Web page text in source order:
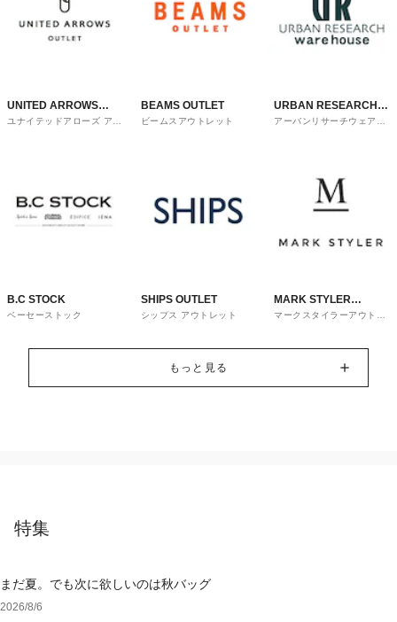
UNITED ARROWS
OUTLET
ユナイテッドアローズ アウ
BEAMS OUTLET
ビームスアウトレット
URBAN RESEARCH
ware house
アーバンリサーチウェアハ
B.C STOCK
ベーセーストック
SHIPS OUTLET
シップス アウトレット
MARK STYLER
OUTLET
マークスタイラーアウトレ
もっと見る
特集
まだ夏。でも次に欲しいのは秋バッグ
2026/8/6